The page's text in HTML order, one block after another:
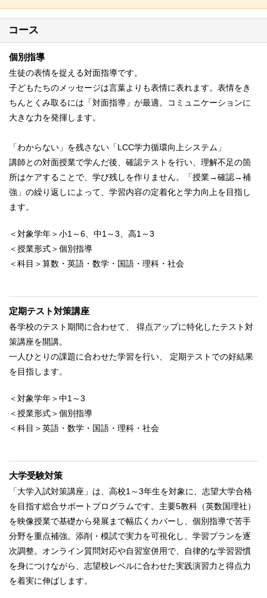
コース
個別指導
生徒の表情を捉える対面指導です。
子どもたちのメッセージは言葉よりも表情に表れます。表情をき
ちんとくみ取るには「対面指導」が最適。コミュニケーションに
大きな力を発揮します。
「わからない」を残さない「LCC学力循環向上システム」
講師との対面授業で学んだ後、確認テストを行い、理解不足の箇
所はケアすることで、学び残しを作りません。「授業→確認→補
強」の繰り返しによって、学習内容の定着化と学力向上を目指し
ます。
＜対象学年＞小1～6、中1～3、高1～3
＜授業形式＞個別指導
＜科目＞算数・英語・数学・国語・理科・社会
定期テスト対策講座
各学校のテスト期間に合わせて、 得点アップに特化したテスト対
策講座を開講。
一人ひとりの課題に合わせた学習を行い、 定期テストでの好結果
を目指します。
＜対象学年＞中1～3
＜授業形式＞個別指導
＜科目＞英語・数学・国語・理科・社会
大学受験対策
「大学入試対策講座」は、高校1～3年生を対象に、志望大学合格
を目指す総合サポートプログラムです。主要5教科（英数国理社）
を映像授業で基礎から発展まで幅広くカバーし、個別指導で苦手
分野を重点補強。添削・模試で実力を可視化し、学習プランを逐
次調整。オンライン質問対応や自習室併用で、自律的な学習習慣
を身につけながら、志望校レベルに合わせた実践演習力と得点力
を着実に伸ばします。